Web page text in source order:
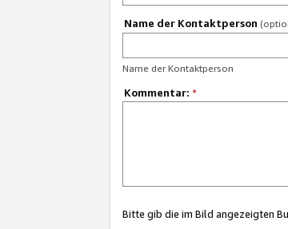
Name der Kontaktperson
Name der Kontaktperson
Kommentar: *
Bitte gib die im Bild angezeigten